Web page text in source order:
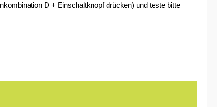
D + Einschaltknopf drücken) und teste bitte